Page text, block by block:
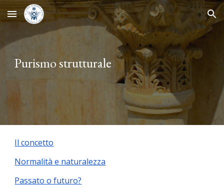
Skip to main content Skip to navigation
Purismo strutturale
Il concetto
Normalità e naturalezza
Passato o futuro?